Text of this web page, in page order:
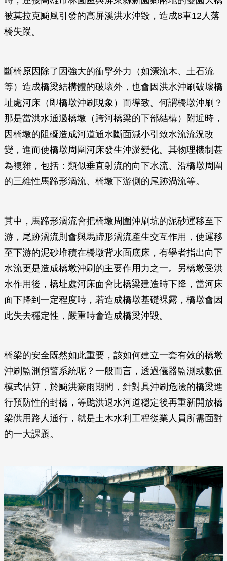
被莫拉克颱風引發的高屏溪洪水沖毀，造成8車12人落
橋失蹤。
斷橋原因除了因強大的衝擊外力（如漂流木、土石流
等）造成橋梁結構體的破壞外，也會因洪水沖刷破壞橋
址處河床（即橋墩沖刷現象）而導致。何謂橋墩沖刷？
那是當洪水通過橋墩（跨河橋梁的下部結構）附近時，
因橋墩的阻礙造成河道通水斷面減小引致水流流況改
變，進而使橋墩周圍河床發生沖淤變化。其物理機制甚
為複雜，包括：類似垂直射流的向下水流、沿橋墩周圍
的三維性馬蹄形渦流、橋墩下游側的尾跡渦流等。
其中，馬蹄形渦流會把橋墩周圍沖刷坑的泥砂運移至下
游，尾跡渦流則會與馬蹄形渦流產生交互作用，使運移
至下游的泥砂堆積在橋墩背水面底床，有學者指出向下
水流更是造成橋墩沖刷的主要作用力之一。另橋墩受洪
水作用後，橋址處河床面會比橋梁建造時下降，當河床
面下降到一定程度時，若造成橋墩基礎裸露，橋墩會因
此失去穩定性，嚴重時會造成橋梁沖毀。
橋梁的安全既然如此重要，該如何建立一套有效的橋墩
沖刷監測預警系統呢？一般而言，透過儀器監測或數值
模式估算，於颱洪豪雨期間，針對具沖刷危險的橋梁進
行預防性的封橋，等颱洪退水河道穩定後再重新開放橋
梁供用路人通行，就是土木水利工程從業人員所需面對
的一大課題。